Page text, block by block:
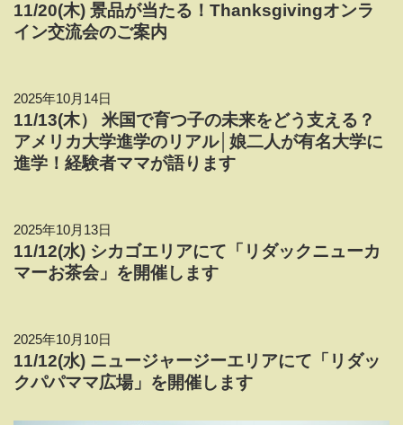
11/20(木) 景品が当たる！Thanksgivingオンラ
イン交流会のご案内
2025年10月14日
11/13(木） 米国で育つ子の未来をどう支える？
アメリカ大学進学のリアル│娘二人が有名大学に
進学！経験者ママが語ります
2025年10月13日
11/12(水) シカゴエリアにて「リダックニューカ
マーお茶会」を開催します
2025年10月10日
11/12(水) ニュージャージーエリアにて「リダッ
クパパママ広場」を開催します